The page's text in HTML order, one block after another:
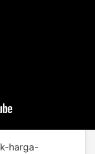
harga-